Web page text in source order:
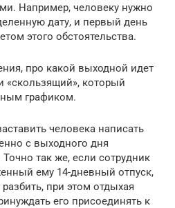
Например, человеку нужно
дату, и первый день
этого обстоятельства.
про какой выходной идет
«скользящий», который
графиком.
человека написать
с выходного дня
так же, если сотрудник
ему 14-дневный отпуск,
при этом отдыхая
его присоединять к